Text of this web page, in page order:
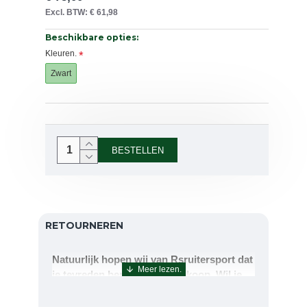
Excl. BTW: € 61,98
Beschikbare opties:
Kleuren.
Zwart
BESTELLEN
RETOURNEREN
Natuurlijk hopen wij van Rsruitersport dat
je tevreden bent met uw aankoop. Wil je